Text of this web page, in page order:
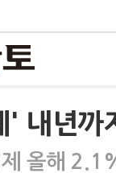
' 내년
제 올해